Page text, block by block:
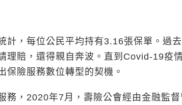
，每位公民平均持有3.16張保單。過去
理賠，還得親自奔波。直到Covid-19疫
保險服務數位轉型的契機。
，2020年7月，壽險公會經由金融監督